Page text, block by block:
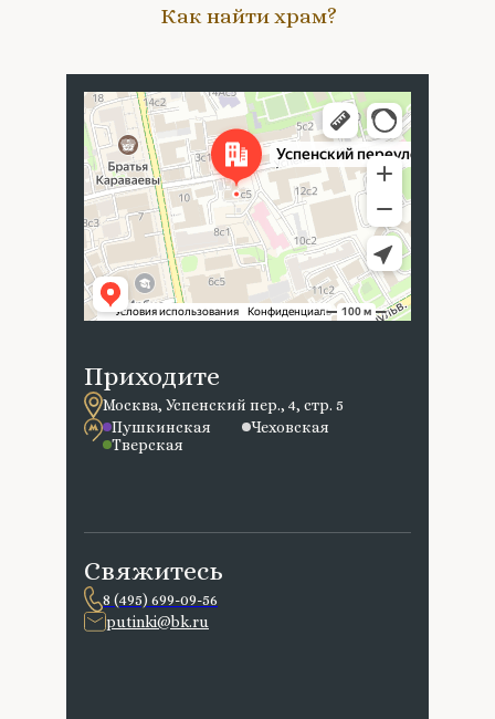
Свяжитесь
8 (495) 699-09-56
putinki@bk.ru
Приходите
Москва, Успенский пер., 4, стр. 5
Пушкинская
Чеховская
Тверская
Как найти храм?
Москва
Успенский переулок, 4с5 — Яндекс Карты